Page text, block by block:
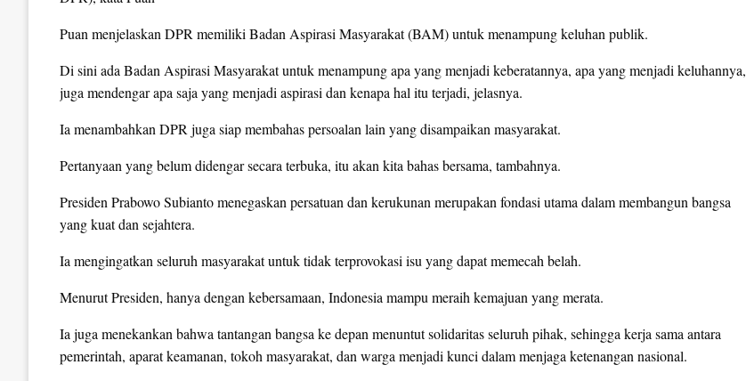
Puan menjelaskan DPR memiliki Badan Aspirasi Masyarakat (BAM) untuk menampung keluhan publik.
Di sini ada Badan Aspirasi Masyarakat untuk menampung apa yang menjadi keberatannya, apa yang menjadi keluhannya,
juga mendengar apa saja yang menjadi aspirasi dan kenapa hal itu terjadi, jelasnya.
Ia menambahkan DPR juga siap membahas persoalan lain yang disampaikan masyarakat.
Pertanyaan yang belum didengar secara terbuka, itu akan kita bahas bersama, tambahnya.
Presiden Prabowo Subianto menegaskan persatuan dan kerukunan merupakan fondasi utama dalam membangun bangsa
yang kuat dan sejahtera.
Ia mengingatkan seluruh masyarakat untuk tidak terprovokasi isu yang dapat memecah belah.
Menurut Presiden, hanya dengan kebersamaan, Indonesia mampu meraih kemajuan yang merata.
Ia juga menekankan bahwa tantangan bangsa ke depan menuntut solidaritas seluruh pihak, sehingga kerja sama antara
pemerintah, aparat keamanan, tokoh masyarakat, dan warga menjadi kunci dalam menjaga ketenangan nasional.